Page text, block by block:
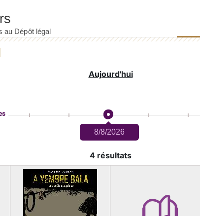
Aujourd'hui
8/8/2026
4 résultats